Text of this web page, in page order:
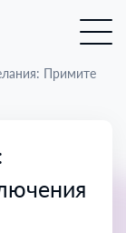
Примите